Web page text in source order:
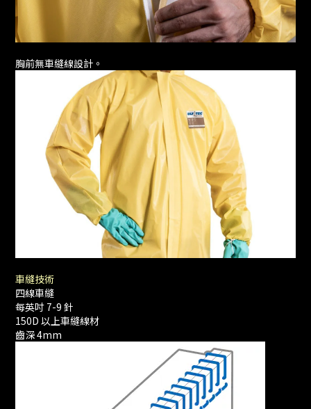
胸前無車縫線設計。
車縫技術
四線車縫
每英吋 7-9 針
150D 以上車縫線材
齒深 4mm